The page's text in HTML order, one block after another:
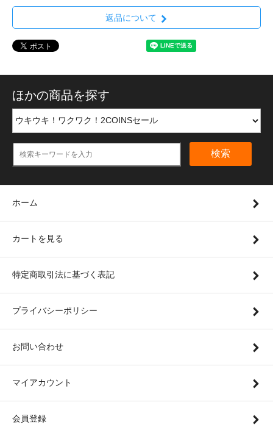
返品について
ほかの商品を探す
検索
ホーム
カートを見る
特定商取引法に基づく表記
プライバシーポリシー
お問い合わせ
マイアカウント
会員登録